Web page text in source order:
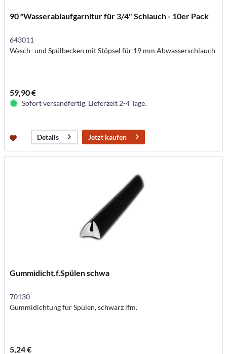
90 °Wasserablaufgarnitur für 3/4" Schlauch - 10er Pack
643011
Wasch- und Spülbecken mit Stöpsel für 19 mm Abwasserschlauch
59,90 €
Sofort versandfertig. Lieferzeit 2-4 Tage.
Details Jetzt kaufen
Gummidicht.f.Spülen schwa
70130
Gummidichtung für Spülen, schwarz lfm.
5,24 €